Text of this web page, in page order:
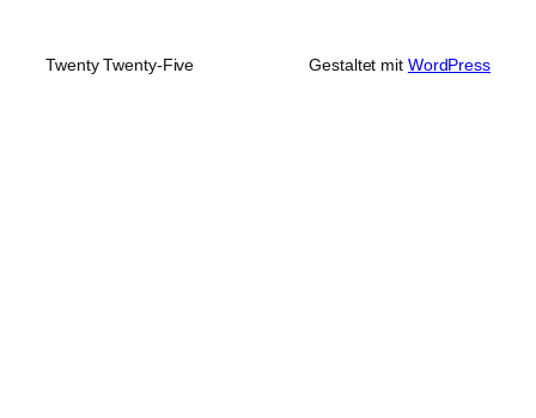
Twenty Twenty-Five Gestaltet mit WordPress